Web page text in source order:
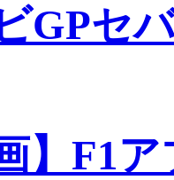
GPセ
】F1